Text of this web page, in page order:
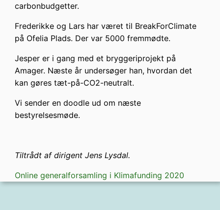
carbonbudgetter.
Frederikke og Lars har været til BreakForClimate
på Ofelia Plads. Der var 5000 fremmødte.
Jesper er i gang med et bryggeriprojekt på
Amager. Næste år undersøger han, hvordan det
kan gøres tæt-på-CO2-neutralt.
Vi sender en doodle ud om næste
bestyrelsesmøde.
Tiltrådt af dirigent Jens Lysdal.
Online generalforsamling i Klimafunding 2020